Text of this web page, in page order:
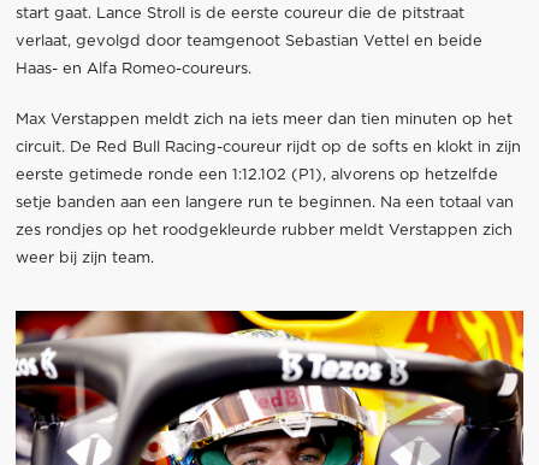
start gaat. Lance Stroll is de eerste coureur die de pitstraat
verlaat, gevolgd door teamgenoot Sebastian Vettel en beide
Haas- en Alfa Romeo-coureurs.
Max Verstappen meldt zich na iets meer dan tien minuten op het
circuit. De Red Bull Racing-coureur rijdt op de softs en klokt in zijn
eerste getimede ronde een 1:12.102 (P1), alvorens op hetzelfde
setje banden aan een langere run te beginnen. Na een totaal van
zes rondjes op het roodgekleurde rubber meldt Verstappen zich
weer bij zijn team.